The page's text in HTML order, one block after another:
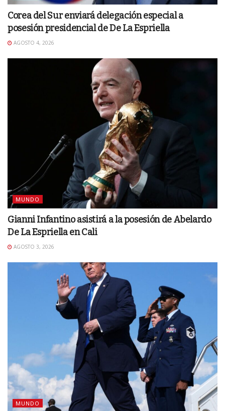
Corea del Sur enviará delegación especial a
posesión presidencial de De La Espriella
AGOSTO 4, 2026
MUNDO
Gianni Infantino asistirá a la posesión de Abelardo
De La Espriella en Cali
AGOSTO 3, 2026
MUNDO